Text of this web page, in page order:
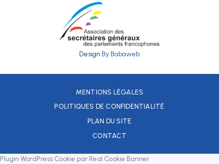
Design By Babaweb
MENTIONS LÉGALES
POLITIQUES DE CONFIDENTIALITÉ
PLAN DU SITE
CONTACT
Plugin WordPress Cookie par Real Cookie Banner